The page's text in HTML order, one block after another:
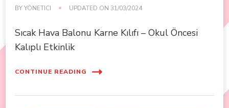
BYYÖNETICI UPDATED ON 31/03/2024
Sıcak Hava Balonu Karne Kılıfı – Okul Öncesi
Kalıplı Etkinlik
CONTINUE READING